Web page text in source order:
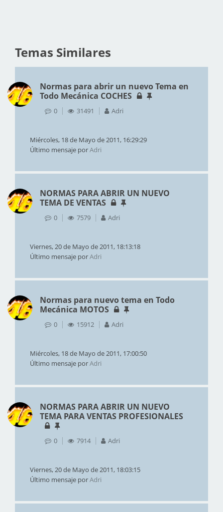
Temas Similares
Normas para abrir un nuevo Tema en
Todo Mecánica COCHES
0 31491 Adri
Miércoles, 18 de Mayo de 2011, 16:29:29
Último mensaje porAdri
NORMAS PARA ABRIR UN NUEVO
TEMA DE VENTAS
0 7579 Adri
Viernes, 20 de Mayo de 2011, 18:13:18
Último mensaje porAdri
Normas para nuevo tema en Todo
Mecánica MOTOS
0 15912 Adri
Miércoles, 18 de Mayo de 2011, 17:00:50
Último mensaje porAdri
NORMAS PARA ABRIR UN NUEVO
TEMA PARA VENTAS PROFESIONALES
0 7914 Adri
Viernes, 20 de Mayo de 2011, 18:03:15
Último mensaje porAdri